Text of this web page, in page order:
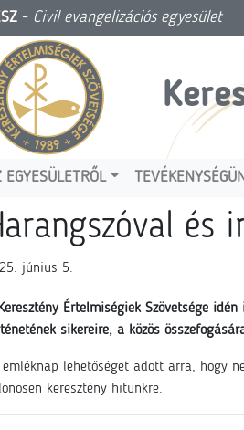
- Civil evangelizációs egyesület
EGYESÜLETRŐL
és
június 5.
Értelmiségiek Szövetsége
sikereire, a közös
emléknap lehetőséget adott arra, hogy
keresztény hitünkre.